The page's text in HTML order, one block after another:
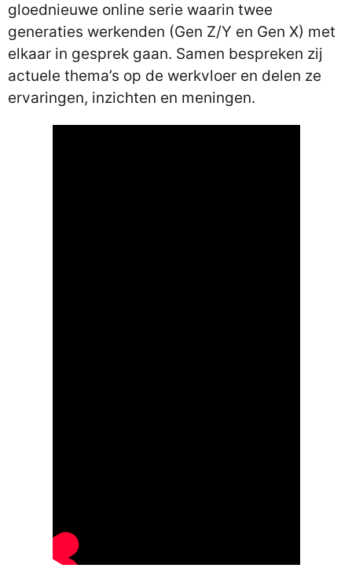
gloednieuwe online serie waarin twee
generaties werkenden (Gen Z/Y en Gen X) met
elkaar in gesprek gaan. Samen bespreken zij
actuele thema’s op de werkvloer en delen ze
ervaringen, inzichten en meningen.